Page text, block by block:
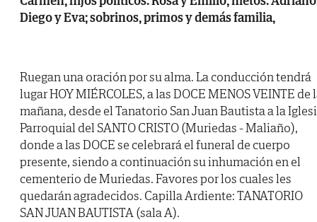
Diego y Eva; sobrinos, primos y demás familia,
Ruegan una oración por su alma. La conducción tendrá
lugar HOY MIÉRCOLES, a las DOCE MENOS VEINTE de
mañana, desde el Tanatorio San Juan Bautista a la
Parroquial del SANTO CRISTO (Muriedas - Maliaño),
donde a las DOCE se celebrará el funeral de cuerpo
presente, siendo a continuación su inhumación en el
cementerio de Muriedas. Favores por los cuales les
quedarán agradecidos. Capilla Ardiente: TANATORIO
SAN JUAN BAUTISTA (sala A).